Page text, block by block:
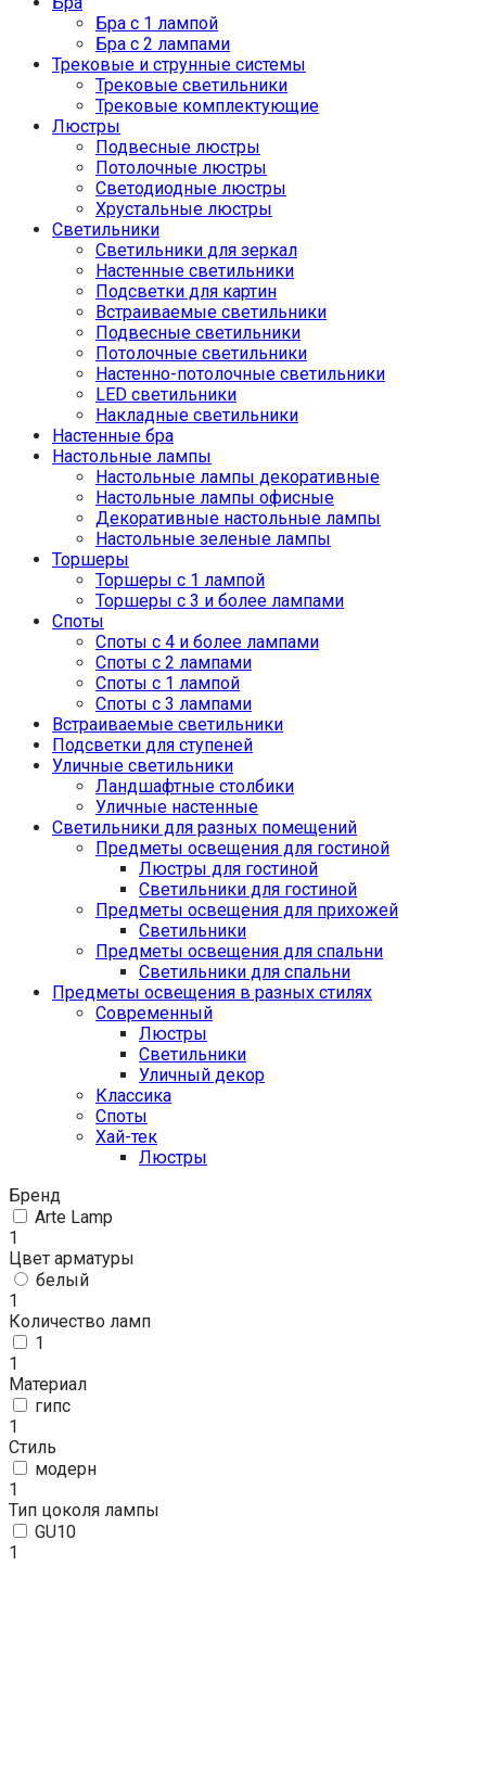
Бра с 1 лампой
Бра с 2 лампами
Трековые и струнные системы
Трековые светильники
Трековые комплектующие
Люстры
Подвесные люстры
Потолочные люстры
Светодиодные люстры
Хрустальные люстры
Светильники
Светильники для зеркал
Настенные светильники
Подсветки для картин
Встраиваемые светильники
Подвесные светильники
Потолочные светильники
Настенно-потолочные светильники
LED светильники
Накладные светильники
Настенные бра
Настольные лампы
Настольные лампы декоративные
Настольные лампы офисные
Декоративные настольные лампы
Настольные зеленые лампы
Торшеры
Торшеры с 1 лампой
Торшеры с 3 и более лампами
Споты
Споты с 4 и более лампами
Споты с 2 лампами
Споты с 1 лампой
Споты с 3 лампами
Встраиваемые светильники
Подсветки для ступеней
Уличные светильники
Ландшафтные столбики
Уличные настенные
Светильники для разных помещений
Предметы освещения для гостиной
Люстры для гостиной
Светильники для гостиной
Предметы освещения для прихожей
Светильники
Предметы освещения для спальни
Светильники для спальни
Предметы освещения в разных стилях
Cовременный
Люстры
Светильники
Уличный декор
Классика
Споты
Хай-тек
Люстры
Бренд
Arte Lamp
1
Цвет арматуры
белый
1
Количество ламп
1
1
Материал
гипс
1
Стиль
модерн
1
Тип цоколя лампы
GU10
1